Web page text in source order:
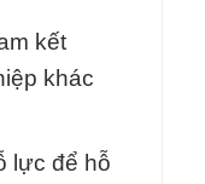
kết
khác
lực để hỗ